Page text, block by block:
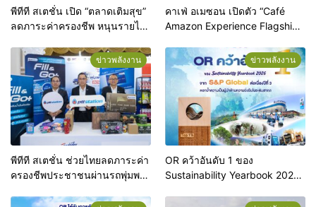
พีทีที สเตชั่น เปิด “ตลาดเติมสุข”
ลดภาระค่าครองชีพ หนุนรายได้
คาเฟ่ อเมซอน เปิดตัว “Café
Amazon Experience Flagship
แห่งแรกของโลก ยกระดับสู่จุด
หมายปลายทางแห่งใหม่ใจกลาง
ข่าวพลังงาน
พีทีที สเตชั่น ช่วยไทยลดภาระค่า
ครองชีพประชาชนผ่านรถพุ่มพวง
ข่าวพลังงาน
OR คว้าอันดับ 1 ของ
Sustainability Yearbook 2026